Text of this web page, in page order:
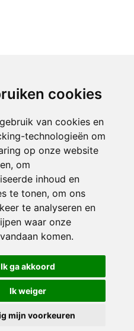
cookies
van cookies en
technologieën om
op onze website
om
inhoud en
te tonen, om ons
te analyseren en
waar onze
komen.
Ik ga akkoord
Ik weiger
mijn voorkeuren